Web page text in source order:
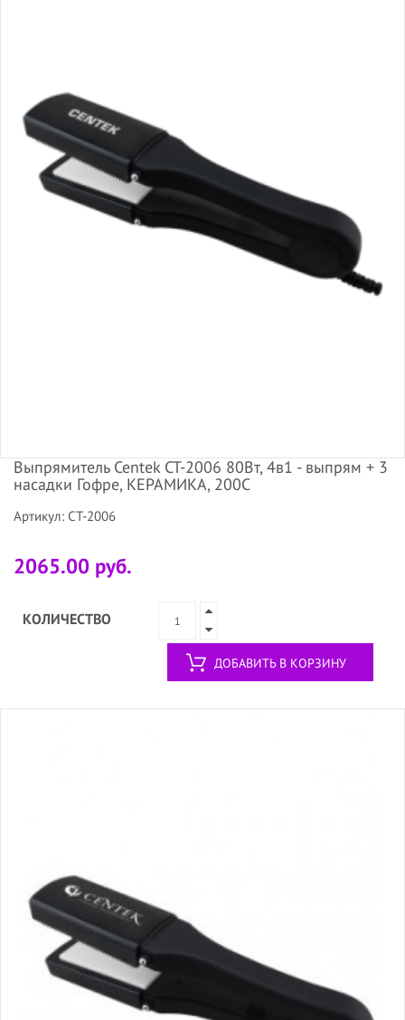
Выпрямитель Centek CT-2006 80Вт, 4в1 - выпрям + 3
насадки Гофре, КЕРАМИКА, 200C
Артикул: CT-2006
2065.00 руб.
КОЛИЧЕСТВО
ДОБАВИТЬ В КОРЗИНУ